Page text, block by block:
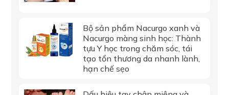
Bộ sản phẩm Nacurgo xanh và
Nacurgo màng sinh học: Thành
tựu Y học trong chăm sóc, tái
tạo tổn thương da nhanh lành,
hạn chế sẹo